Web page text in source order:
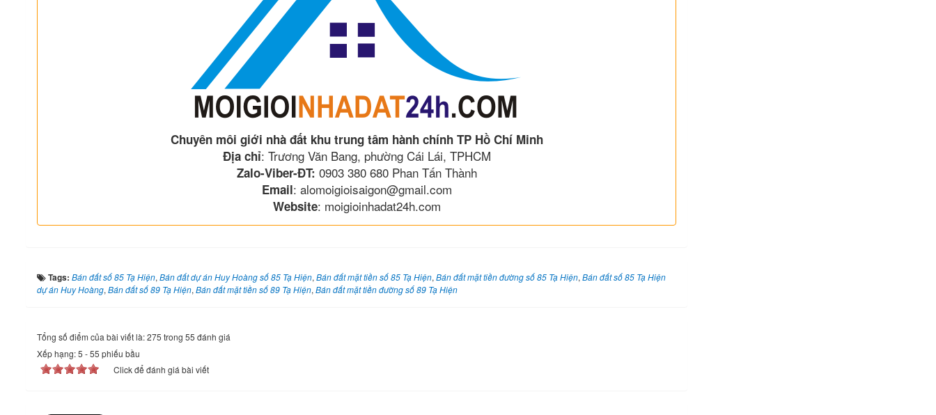
Chuyên môi giới nhà đất khu trung tâm hành chính TP Hồ Chí Minh
Địa chỉ: Trương Văn Bang, phường Cái Lái, TPHCM
Zalo-Viber-ĐT: 0903 380 680 Phan Tấn Thành
Email: alomoigioisaigon@gmail.com
Website: moigioinhadat24h.com
Tags: Bán đất số 85 Tạ Hiện, Bán đất dự án Huy Hoàng số 85 Tạ Hiện, Bán đất mặt tiền số 85 Tạ Hiện, Bán đất mặt tiền đường số 85 Tạ Hiện, Bán đất số 85 Tạ Hiện
dự án Huy Hoàng, Bán đất số 89 Tạ Hiện, Bán đất mặt tiền số 89 Tạ Hiện, Bán đất mặt tiền đường số 89 Tạ Hiện
Tổng số điểm của bài viết là: 275 trong 55 đánh giá
Xếp hạng:5 -55 phiếu bầu
Click để đánh giá bài viết